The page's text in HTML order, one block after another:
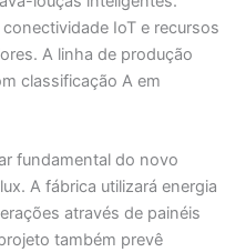
IoT e recursos
A linha de produção
classificação A em
fundamental do novo
A fábrica utilizará energia
através de painéis
também prevê